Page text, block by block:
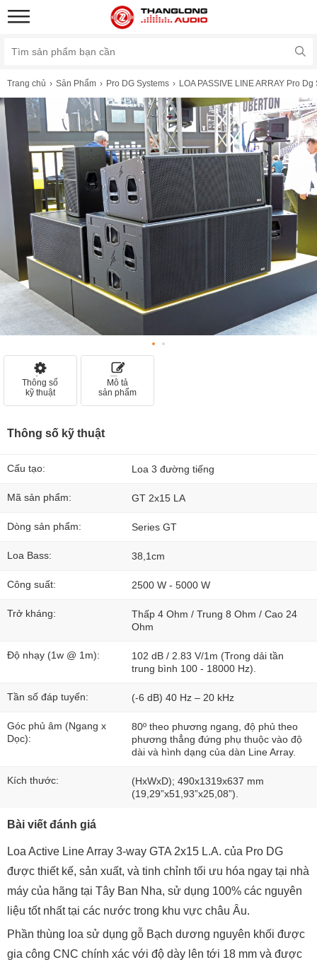
Trang chủ Sản Phẩm Pro DG Systems LOA PASSIVE LINE ARRAY Pro
Thông số
kỹ thuật
Mô tả
sản phẩm
Thông số kỹ thuật
Cấu tạo: Loa 3 đường tiếng
Mã sản phẩm: GT 2x15 LA
Dòng sản phẩm: Series GT
Loa Bass: 38,1cm
Công suất: 2500 W - 5000 W
Trở kháng:
Thấp 4 Ohm / Trung 8 Ohm / Cao 24
Ohm
Độ nhạy (1w @ 1m):
102 dB / 2.83 V/1m (Trong dải tần
trung bình 100 - 18000 Hz).
Tần số đáp tuyến: (-6 dB) 40 Hz – 20 kHz
Góc phủ âm (Ngang x
Dọc):
80º theo phương ngang, độ phủ theo
phương thẳng đứng phụ thuộc vào độ
dài và hình dạng của dàn Line Array.
Kích thước:
(HxWxD); 490x1319x637 mm
(19,29”x51,93”x25,08”).
Bài viết đánh giá
Loa Active Line Array 3-way GTA 2x15 L.A. của Pro DG
được thiết kế, sản xuất, và tinh chỉnh tối ưu hóa ngay tại nhà
máy của hãng tại Tây Ban Nha, sử dụng 100% các nguyên
liệu tốt nhất tại các nước trong khu vực châu Âu.
Phần thùng loa sử dụng gỗ Bạch dương nguyên khối được
gia công CNC chính xác với độ dày lên tới 18 mm và được